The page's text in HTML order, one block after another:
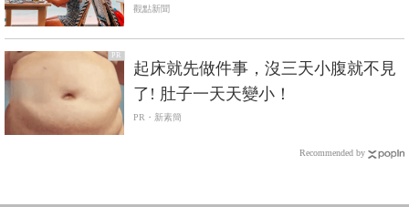
生活意義…人氣Podcast主持人：承認
和面對就是負責的開始
觀點新聞
PR
起床就先做件事，沒三天小腹就不見
了! 肚子一天天變小！
PR・新素簡
Recommended by